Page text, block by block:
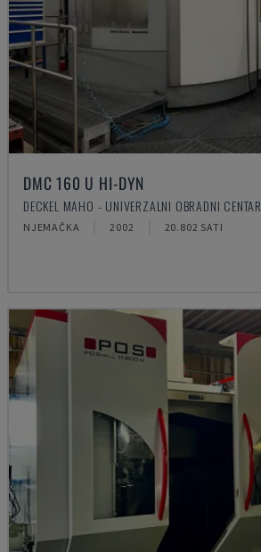
DMC 160 U HI-DYN
DECKEL MAHO - UNIVERZALNI OBRADNI CENTAR
NJEMAČKA 2002 20.802 SATI